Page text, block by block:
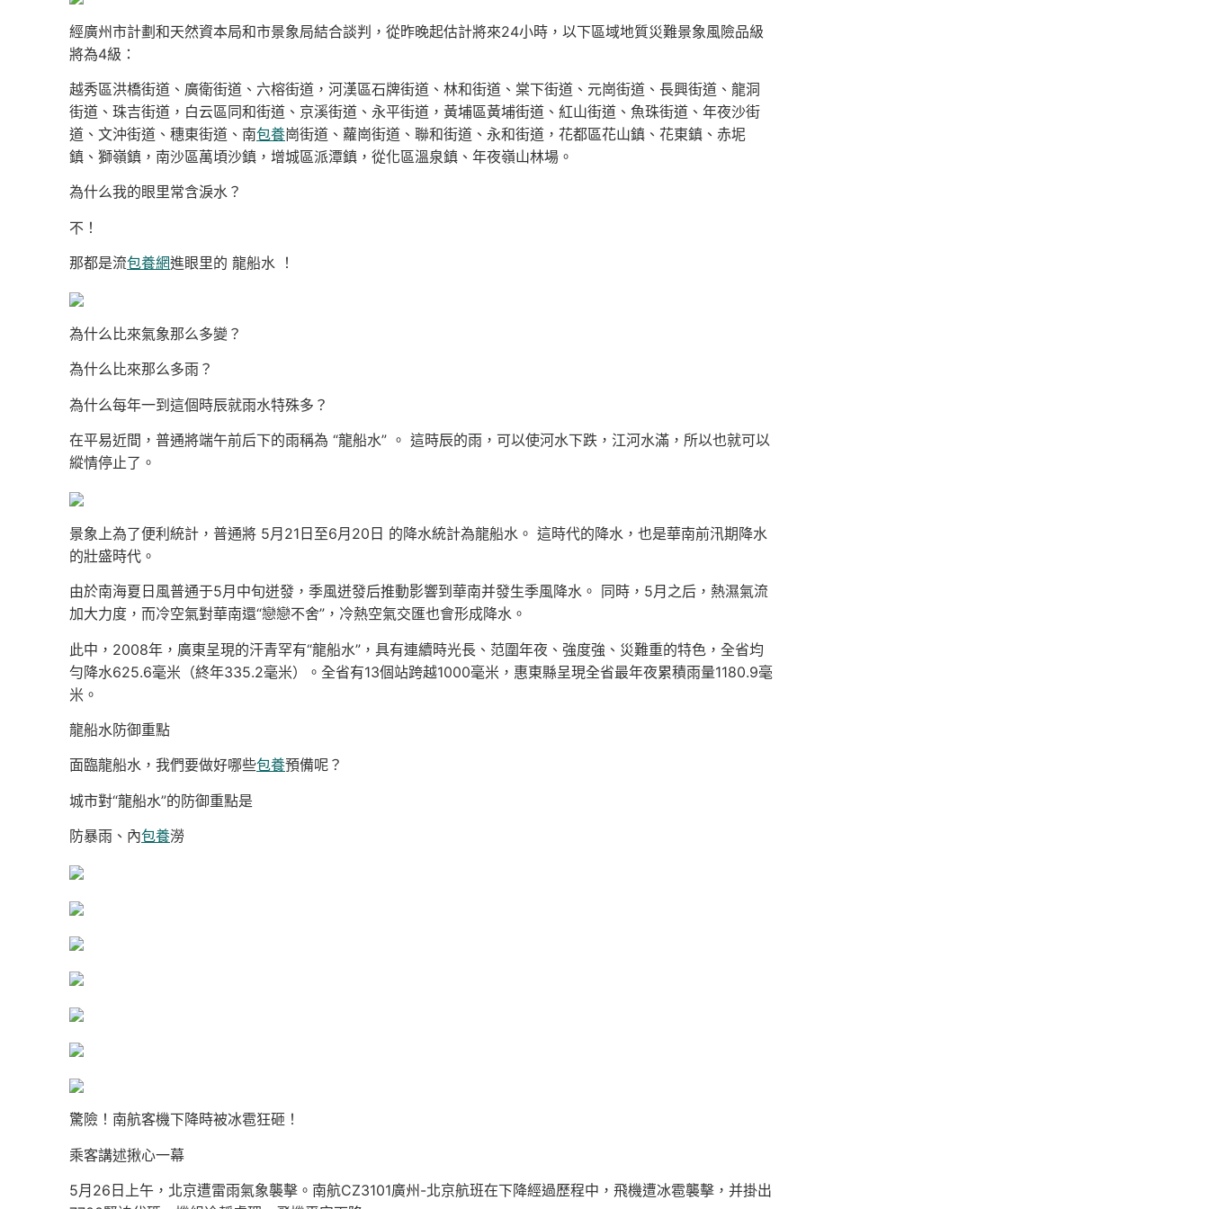
經廣州市計劃和天然資本局和市景象局結合談判，從昨晚起估計將來24小時，以下區域地質災難景象風險品級
將為4級：
越秀區洪橋街道、廣衛街道、六榕街道，河漢區石牌街道、林和街道、棠下街道、元崗街道、長興街道、龍洞
街道、珠吉街道，白云區同和街道、京溪街道、永平街道，黃埔區黃埔街道、紅山街道、魚珠街道、年夜沙街
道、文沖街道、穗東街道、南包養崗街道、蘿崗街道、聯和街道、永和街道，花都區花山鎮、花東鎮、赤坭
鎮、獅嶺鎮，南沙區萬頃沙鎮，增城區派潭鎮，從化區溫泉鎮、年夜嶺山林場。
為什么我的眼里常含淚水？
不！
那都是流包養網進眼里的 龍船水 ！
為什么比來氣象那么多變？
為什么比來那么多雨？
為什么每年一到這個時辰就雨水特殊多？
在平易近間，普通將端午前后下的雨稱為 “龍船水” 。 這時辰的雨，可以使河水下跌，江河水滿，所以也就可以
縱情停止了。
景象上為了便利統計，普通將 5月21日至6月20日 的降水統計為龍船水。 這時代的降水，也是華南前汛期降水
的壯盛時代。
由於南海夏日風普通于5月中旬迸發，季風迸發后推動影響到華南并發生季風降水。 同時，5月之后，熱濕氣流
加大力度，而冷空氣對華南還“戀戀不舍”，冷熱空氣交匯也會形成降水。
此中，2008年，廣東呈現的汗青罕有“龍船水”，具有連續時光長、范圍年夜、強度強、災難重的特色，全省均
勻降水625.6毫米（終年335.2毫米）。全省有13個站跨越1000毫米，惠東縣呈現全省最年夜累積雨量1180.9毫
米。
龍船水防御重點
面臨龍船水，我們要做好哪些包養預備呢？
城市對“龍船水”的防御重點是
防暴雨、內包養澇
驚險！南航客機下降時被冰雹狂砸！
乘客講述揪心一幕
5月26日上午，北京遭雷雨氣象襲擊。南航CZ3101廣州-北京航班在下降經過歷程中，飛機遭冰雹襲擊，并掛出